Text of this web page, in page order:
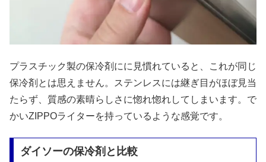
プラスチック製の保冷剤にに見慣れていると、これが同じ
保冷剤とは思えません。ステンレスには継ぎ目がほぼ見当
たらず、質感の素晴らしさに惚れ惚れしてしまいます。で
かいZIPPOライターを持っているような感覚です。
ダイソーの保冷剤と比較